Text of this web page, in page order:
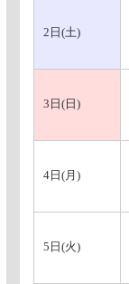
2日(土)
3日(日)
4日(月)
5日(火)